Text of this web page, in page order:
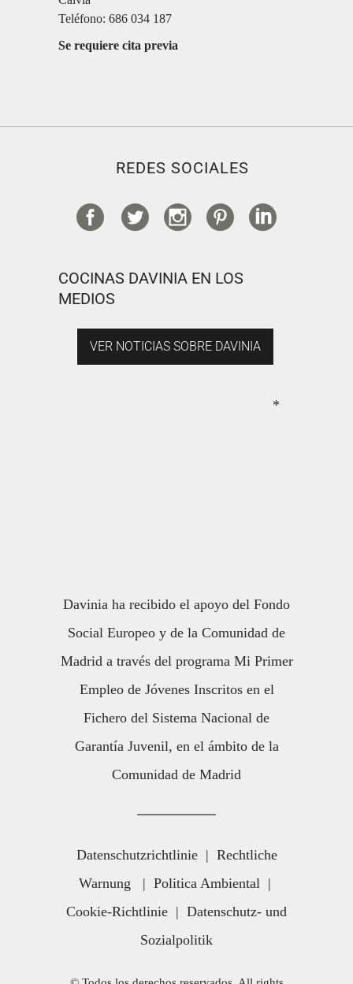
Teléfono: 686 034 187
Se requiere cita previa
REDES SOCIALES
COCINAS DAVINIA EN LOS
MEDIOS
VER NOTICIAS SOBRE DAVINIA
*
Davinia ha recibido el apoyo del Fondo
Social Europeo y de la Comunidad de
Madrid a través del programa Mi Primer
Empleo de Jóvenes Inscritos en el
Fichero del Sistema Nacional de
Garantía Juvenil, en el ámbito de la
Comunidad de Madrid
Datenschutzrichtlinie| Rechtliche
Warnung
| Politica Ambiental|
Cookie-Richtlinie | Datenschutz- und
Sozialpolitik